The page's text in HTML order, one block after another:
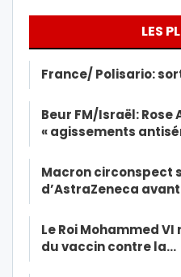
LES
France/ Polisario:
Beur FM/Israël: Rose
« agissements
Macron circonspect
d’AstraZeneca
Le Roi Mohammed
du vaccin contre la…